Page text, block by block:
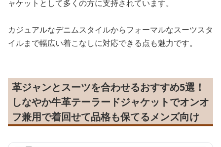
ャケットとして多くの方に支持されています。
カジュアルなデニムスタイルからフォーマルなスーツスタ
イルまで幅広い着こなしに対応できる点も魅力です。
革ジャンとスーツを合わせるおすすめ5選！
しなやか牛革テーラードジャケットでオンオ
フ兼用で着回せて品格も保てるメンズ向け